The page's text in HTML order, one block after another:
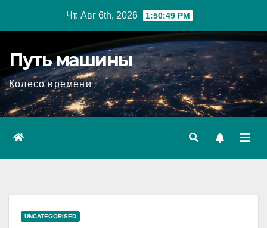
Чт. Авг 6th, 2026 1:50:50 PM
Путь машины
Колесо времени
UNCATEGORISED